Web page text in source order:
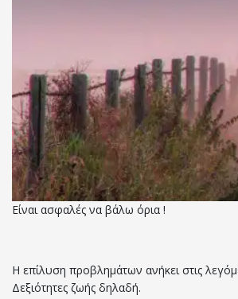
Eίναι ασφαλές να βάλω όρια !
Η επίλυση προβλημάτων ανήκει στις
Δεξιότητες ζωής δηλαδή.